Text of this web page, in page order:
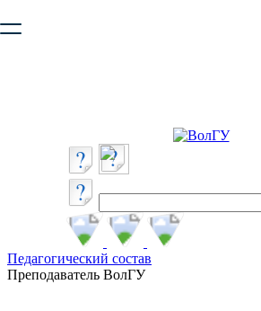
безопасную работу с сайтом. Пожалуйста
Педагогический состав
Преподаватель ВолГУ